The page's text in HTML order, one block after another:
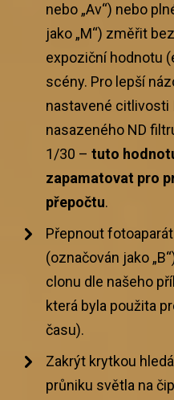
nebo „Av“) nebo
jako „M“) změřit
expoziční hodnotu
scény. Pro lepší
nastavené citlivosti
nasazeného ND
1/30 –tuto
zapamatovat pro
přepočtu.
Přepnout
(označován jako
clonu dle našeho
která byla použita
času).
Zakrýt krytkou
průniku světla na